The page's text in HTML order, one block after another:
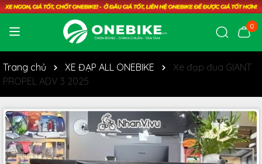
0
Trang chủ XE ĐẠP ALL ONEBIKE
Xe đạp đua GIANT
PROPEL ADV 3 2025